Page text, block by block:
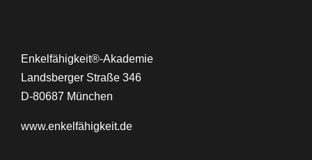
Enkelfähigkeit®-Akademie
Landsberger Straße 346
D-80687 München
www.enkelfähigkeit.de